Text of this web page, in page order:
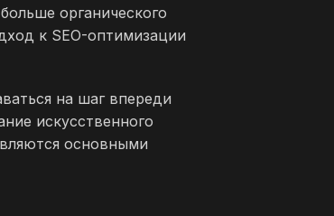
органического
к SEO-оптимизации
на шаг впереди
искусственного
основными